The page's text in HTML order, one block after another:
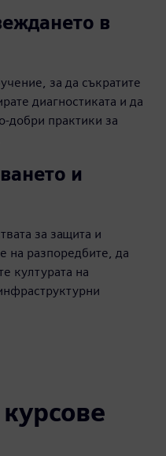
в
за да съкратите
диагностиката и да
добри практики за
и
за защита и
на разпоредбите, да
културата на